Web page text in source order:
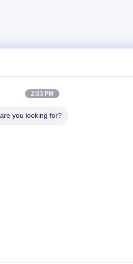
2:03 PM
you looking for?